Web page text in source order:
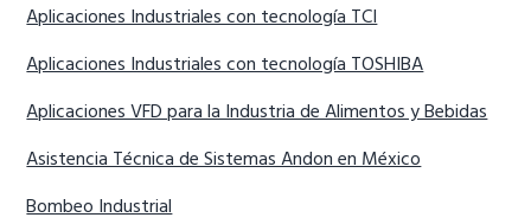
Aplicaciones Industriales con tecnología TCI
Aplicaciones Industriales con tecnología TOSHIBA
Aplicaciones VFD para la Industria de Alimentos y Bebidas
Asistencia Técnica de Sistemas Andon en México
Bombeo Industrial